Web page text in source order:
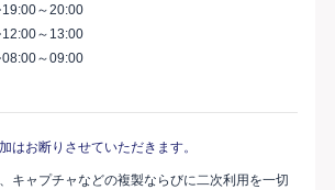
～20:00
～13:00
～09:00
はお断りさせていただきます。
キャプチャなどの複製ならびに二次利用を一切